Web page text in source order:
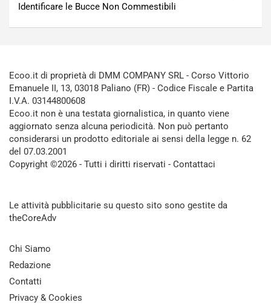
Identificare le Bucce Non Commestibili
Ecoo.it di proprietà di DMM COMPANY SRL - Corso Vittorio
Emanuele II, 13, 03018 Paliano (FR) - Codice Fiscale e Partita
I.V.A. 03144800608
Ecoo.it non è una testata giornalistica, in quanto viene
aggiornato senza alcuna periodicità. Non può pertanto
considerarsi un prodotto editoriale ai sensi della legge n. 62
del 07.03.2001
Copyright ©2026 - Tutti i diritti riservati - Contattaci
Le attività pubblicitarie su questo sito sono gestite da
theCoreAdv
Chi Siamo
Redazione
Contatti
Privacy & Cookies